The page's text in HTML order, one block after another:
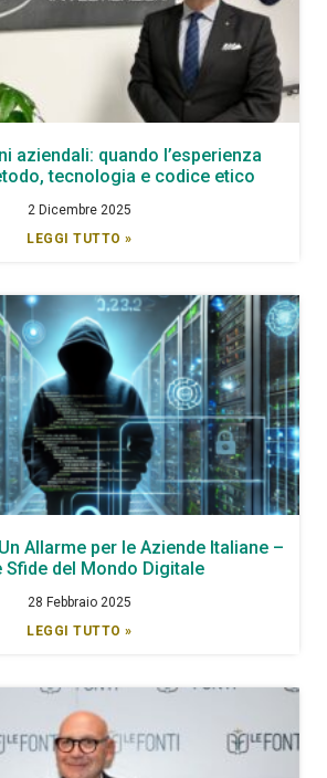
aziendali: quando l’esperienza
tecnologia e codice etico
2 Dicembre 2025
LEGGI TUTTO »
Allarme per le Aziende Italiane –
Sfide del Mondo Digitale
28 Febbraio 2025
LEGGI TUTTO »